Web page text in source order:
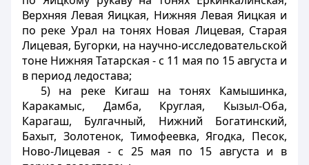
Верхняя Левая Яицкая, Нижняя Левая Яицкая и
по реке Урал на тонях Новая Лицевая, Старая
Лицевая, Бугорки, на научно-исследовательской
тоне Нижняя Татарская - с 11 мая по 15 августа и
в период ледостава;
5) на реке Кигаш на тонях Камышинка,
Каракамыс, Дамба, Круглая, Кызыл-Оба,
Карагаш, Булгачный, Нижний Богатинский,
Бахыт, Золотенок, Тимофеевка, Ягодка, Песок,
Ново-Лицевая - с 25 мая по 15 августа и в